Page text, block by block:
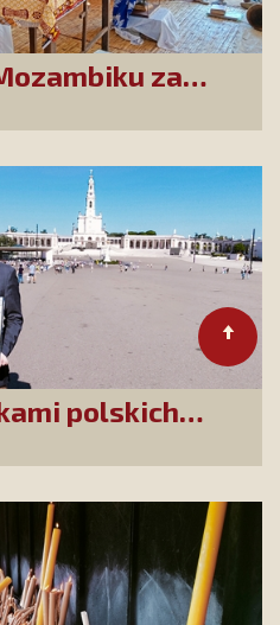
za
polskich
w Fatimie